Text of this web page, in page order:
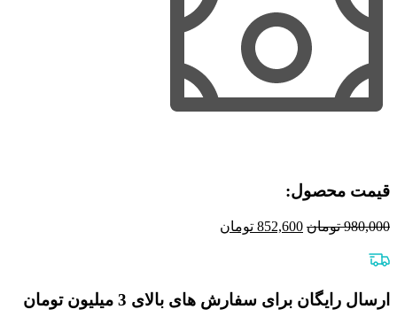
اخترنیا
عدد
قیمت محصول:​
980,000 تومان قیمت
852,600 تومان
ارسال رایگان برای سفارش های بالای 3 میلیون تومان